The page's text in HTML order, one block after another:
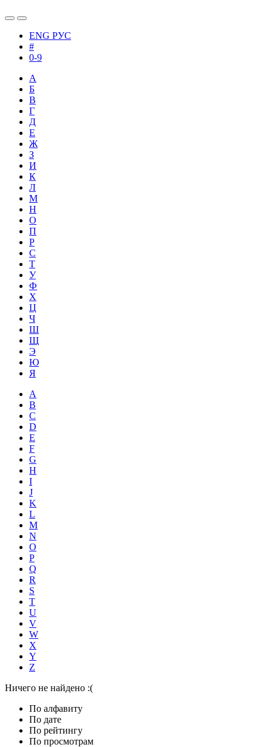
ENG РУС
#
0-9
А
Б
В
Г
Д
Е
Ж
З
И
К
Л
М
Н
О
П
Р
С
Т
У
Ф
Х
Ц
Ч
Ш
Щ
Э
Ю
Я
A
B
C
D
E
F
G
H
I
J
K
L
M
N
O
P
Q
R
S
T
U
V
W
X
Y
Z
Ничего не найдено :(
По алфавиту
По дате
По рейтингу
По просмотрам